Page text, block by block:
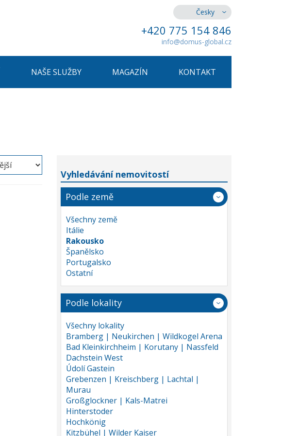
Česky
+420 775 154 846
info@domus-global.cz
NAŠE SLUŽBY MAGAZÍN KONTAKT
Vyhledávání nemovitostí
Podle země
Všechny země
Itálie
Rakousko
Španělsko
Portugalsko
Ostatní
Podle lokality
Všechny lokality
Bramberg | Neukirchen | Wildkogel Arena
Bad Kleinkirchheim | Korutany | Nassfeld
Dachstein West
Údolí Gastein
Grebenzen | Kreischberg | Lachtal |
Murau
Großglockner | Kals-Matrei
Hinterstoder
Hochkönig
Kitzbühel | Wilder Kaiser